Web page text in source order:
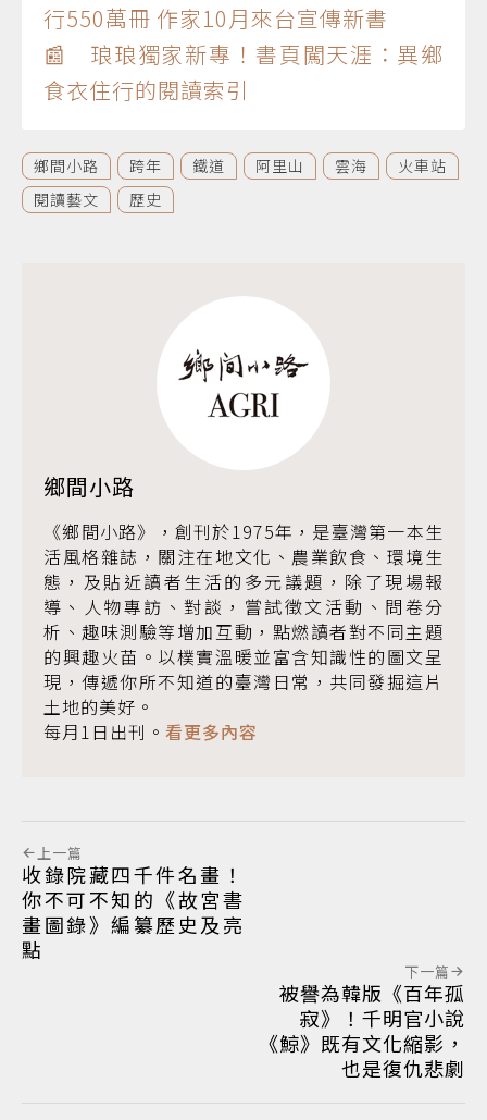
行550萬冊 作家10月來台宣傳新書
📰 琅琅獨家新專！書頁闖天涯：異鄉
食衣住行的閱讀索引
鄉間小路 跨年 鐵道 阿里山 雲海
火車站
閱讀藝文
歷史
鄉間小路
《鄉間小路》，創刊於1975年，是臺灣第一本生
活風格雜誌，關注在地文化、農業飲食、環境生
態，及貼近讀者生活的多元議題，除了現場報
導、人物專訪、對談，嘗試徵文活動、問卷分
析、趣味測驗等增加互動，點燃讀者對不同主題
的興趣火苗。以樸實溫暖並富含知識性的圖文呈
現，傳遞你所不知道的臺灣日常，共同發掘這片
土地的美好。
每月1日出刊。 看更多內容
上一篇
收錄院藏四千件名畫！
你不可不知的《故宮書
畫圖錄》編纂歷史及亮
點
下一篇
被譽為韓版《百年孤
寂》！千明官小說
《鯨》既有文化縮影，
也是復仇悲劇